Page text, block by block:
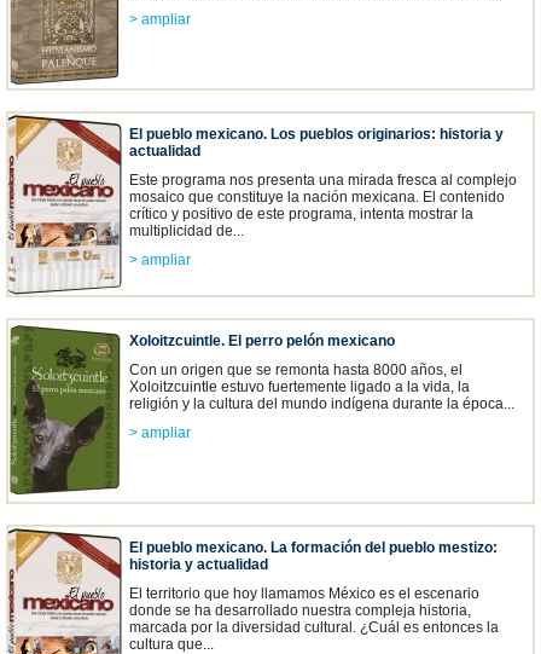
> ampliar
El pueblo mexicano. Los pueblos originarios: historia y
actualidad
Este programa nos presenta una mirada fresca al complejo
mosaico que constituye la nación mexicana. El contenido
crítico y positivo de este programa, intenta mostrar la
multiplicidad de...
> ampliar
Xoloitzcuintle. El perro pelón mexicano
Con un origen que se remonta hasta 8000 años, el
Xoloitzcuintle estuvo fuertemente ligado a la vida, la
religión y la cultura del mundo indígena durante la época...
> ampliar
El pueblo mexicano. La formación del pueblo mestizo:
historia y actualidad
El territorio que hoy llamamos México es el escenario
donde se ha desarrollado nuestra compleja historia,
marcada por la diversidad cultural. ¿Cuál es entonces la
cultura que...